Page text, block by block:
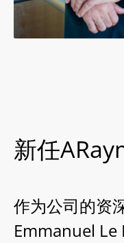
新任
作为公司的资
Emmanuel Le